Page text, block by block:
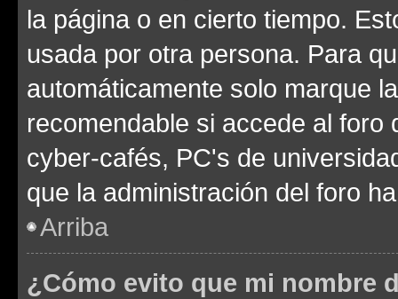
la página o en cierto tiempo.
usada por otra persona. Para
automáticamente solo marque
recomendable si accede al foro
cyber-cafés, PC's de
que la administración del foro
Arriba
¿Cómo evito que mi nombre